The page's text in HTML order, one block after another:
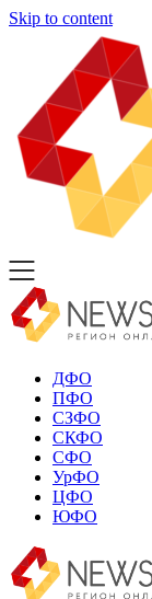
Skip to content
ДФО
ПФО
СЗФО
СКФО
СФО
УрФО
ЦФО
ЮФО